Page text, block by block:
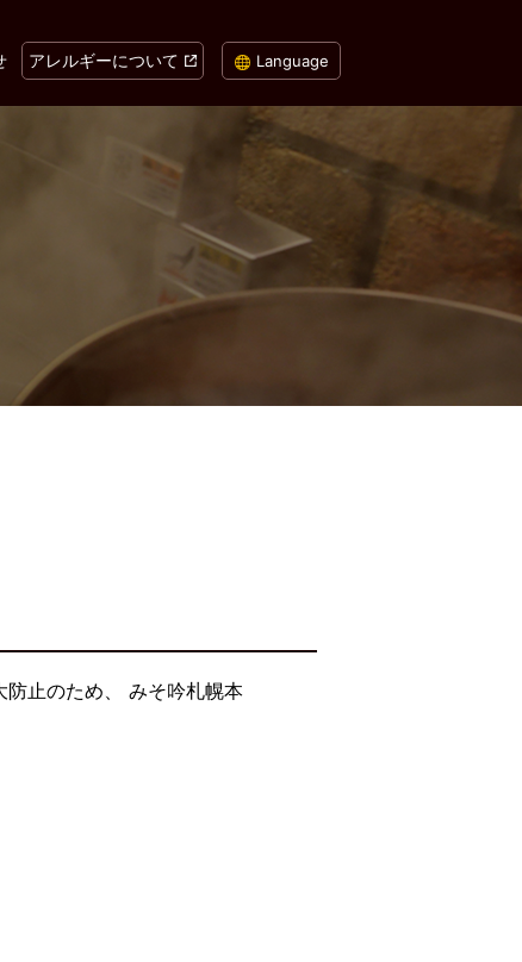
Language
アレルギーについて
止のため、 みそ吟札幌本